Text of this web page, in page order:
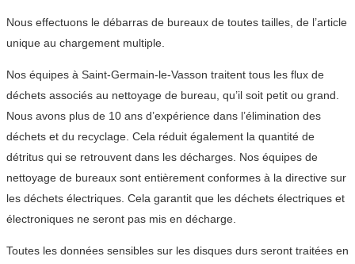
Nous effectuons le débarras de bureaux de toutes tailles, de l’article
unique au chargement multiple.
Nos équipes à Saint-Germain-le-Vasson traitent tous les flux de
déchets associés au nettoyage de bureau, qu’il soit petit ou grand.
Nous avons plus de 10 ans d’expérience dans l’élimination des
déchets et du recyclage. Cela réduit également la quantité de
détritus qui se retrouvent dans les décharges. Nos équipes de
nettoyage de bureaux sont entièrement conformes à la directive sur
les déchets électriques. Cela garantit que les déchets électriques et
électroniques ne seront pas mis en décharge.
Toutes les données sensibles sur les disques durs seront traitées en